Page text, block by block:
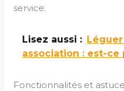
service.
Lisez aussi :
association : est-ce
Fonctionnalités et